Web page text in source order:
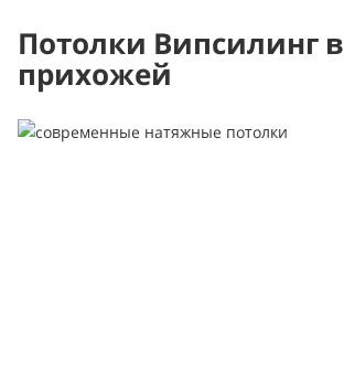
Потолки Випсилинг в
прихожей